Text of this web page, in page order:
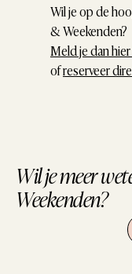
Wil je op de
& Weekenden?
Meld je dan
ofreserveer
Wil je meer
Weekenden?